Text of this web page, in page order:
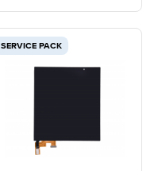
SERVICE PACK